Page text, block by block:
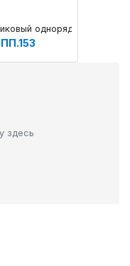
однорядный
здесь